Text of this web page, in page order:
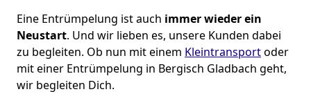
Eine Entrümpelung ist auch immer wieder ein
Neustart. Und wir lieben es, unsere Kunden dabei
zu begleiten. Ob nun mit einem Kleintransportoder
mit einer Entrümpelung in Bergisch Gladbach geht,
wir begleiten Dich.